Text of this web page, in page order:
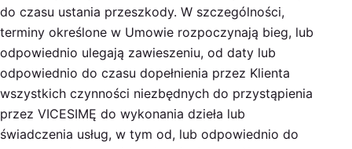
do czasu ustania przeszkody. W szczególności,
terminy określone w Umowie rozpoczynają bieg, lub
odpowiednio ulegają zawieszeniu, od daty lub
odpowiednio do czasu dopełnienia przez Klienta
wszystkich czynności niezbędnych do przystąpienia
przez VICESIMĘ do wykonania dzieła lub
świadczenia usług, w tym od, lub odpowiednio do